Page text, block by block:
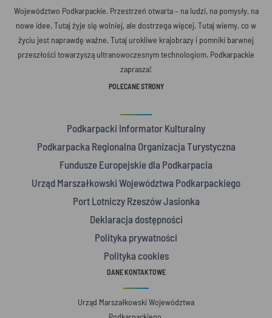
Województwo Podkarpackie. Przestrzeń otwarta – na ludzi, na pomysły, na
nowe idee. Tutaj żyje się wolniej, ale dostrzega więcej. Tutaj wiemy, co w
życiu jest naprawdę ważne. Tutaj urokliwe krajobrazy i pomniki barwnej
przeszłości towarzyszą ultranowoczesnym technologiom. Podkarpackie
zaprasza!
POLECANE STRONY
Podkarpacki Informator Kulturalny
Podkarpacka Regionalna Organizacja Turystyczna
Fundusze Europejskie dla Podkarpacia
Urząd Marszałkowski Województwa Podkarpackiego
Port Lotniczy Rzeszów Jasionka
Deklaracja dostępności
Polityka prywatności
Polityka cookies
DANE KONTAKTOWE
Urząd Marszałkowski Województwa